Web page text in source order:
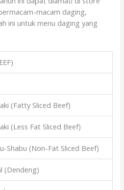
macam daging,
ini untuk menu daging yang
(Fatty Sliced Beef)
(Less Fat Sliced Beef)
Shabu (Non-Fat Sliced Beef)
(Dendeng)